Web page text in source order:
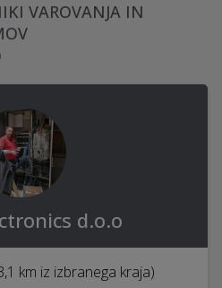
VAROVANJA IN
d.o.o
km iz izbranega kraja)